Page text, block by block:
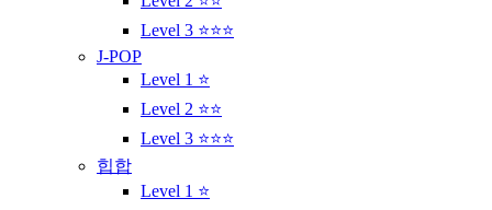
Level 3 ⭐⭐⭐
J-POP
Level 1 ⭐
Level 2 ⭐⭐
Level 3 ⭐⭐⭐
힙합
Level 1 ⭐